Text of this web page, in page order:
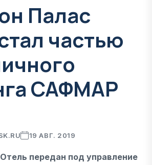
Палас
частью
САФМАР
19 АВГ. 2019
передан под управление